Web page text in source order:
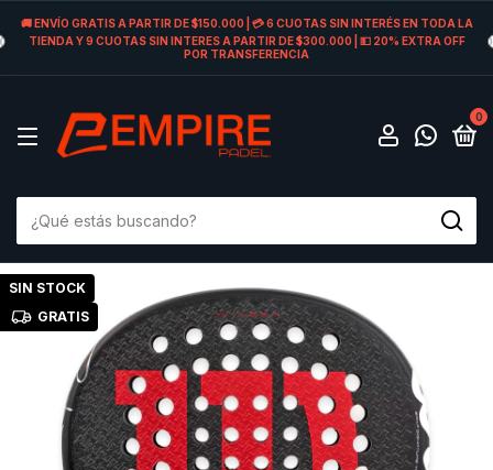
🚚 ENVÍO GRATIS A PARTIR DE $150.000 | 💳 6 CUOTAS SIN INTERÉS EN TODA LA
TIENDA Y 9 CUOTAS SIN INTERES A PARTIR DE $300.000 | 💵 20% EXTRA OFF
POR TRANSFERENCIA
0
SIN STOCK
GRATIS